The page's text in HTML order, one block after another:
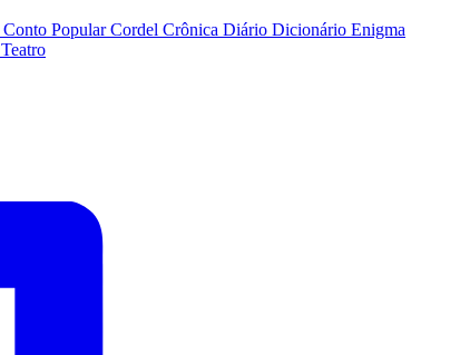
Conto PopularCordel Crônica Diário Dicionário Enigma
Teatro